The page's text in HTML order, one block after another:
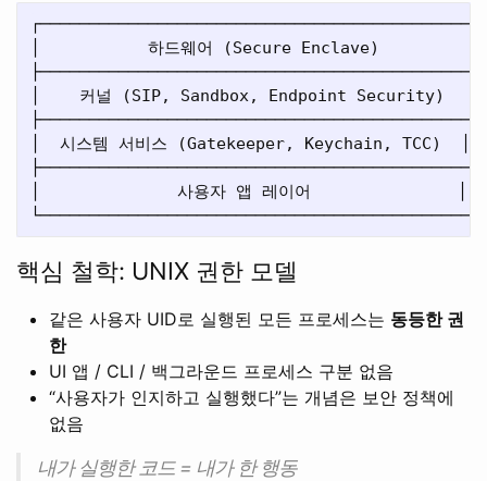
│           하드웨어 (Secure Enclave)          │
│    커널 (SIP, Sandbox, Endpoint Security)   │
│  시스템 서비스 (Gatekeeper, Keychain, TCC)  │
│              사용자 앱 레이어               │
핵심 철학: UNIX 권한 모델
같은 사용자 UID로 실행된 모든 프로세스는 동등한 권
한
UI 앱 / CLI / 백그라운드 프로세스 구분 없음
“사용자가 인지하고 실행했다”는 개념은 보안 정책에
없음
내가 실행한 코드 = 내가 한 행동